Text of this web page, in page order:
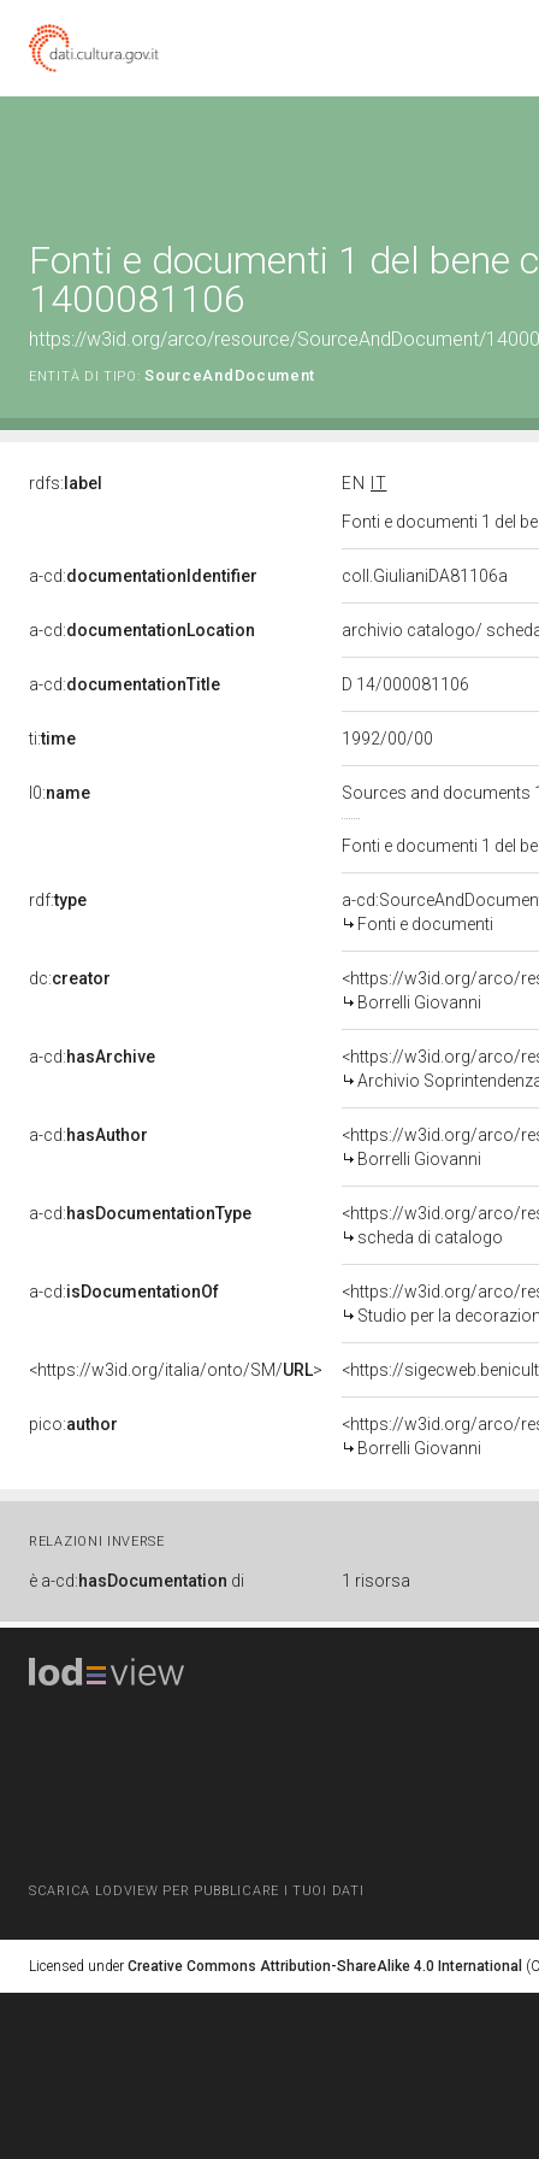
Fonti e documenti 1 del bene
1400081106
https://w3id.org/arco/resource/SourceAndDocument/
ENTITÀ DI TIPO: SourceAndDocument
rdfs: label EN
IT
Fonti e documenti 1 del
a-cd:documentationIdentifier coll.GiulianiDA81106a
a-cd:documentationLocation archivio catalogo/
a-cd:documentationTitle D 14/000081106
ti:time 1992/00/00
l0:name Sources and documents
Fonti e documenti 1 del
rdf:type
a-
Fonti e documenti
dc:creator
<https://w3id.org/arco/
Borrelli Giovanni
a-cd:hasArchive
<https://w3id.org/arco/
Archivio
a-cd:hasAuthor
<https://w3id.org/arco/
Borrelli Giovanni
a-cd:hasDocumentationType
<https://w3id.org/arco/
scheda di catalogo
a-cd:isDocumentationOf
<https://w3id.org/arco/
Studio per la decorazione di un
<https://w3id.org/italia/onto/SM/URL> <https://
pico:author
<https://w3id.org/arco/
Borrelli Giovanni
RELAZIONI INVERSE
è a-cd:hasDocumentation di 1 risorsa
SCARICA LODVIEW PER PUBBLICARE I TUOI DATI
Licensed under Creative Commons Attribution-ShareAlike 4.0 International